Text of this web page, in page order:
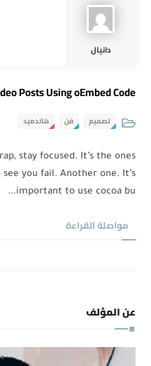
دانيال
Posts Using oEmbed Code
تصميم فن هاندميد
stay focused. It’s the ones
you fail. Another one. It’s
important to use cocoa bu...
مواصلة القراءة
عن المؤلف